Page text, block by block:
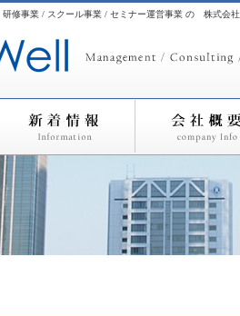
修事業 / スクール事業 / セミナー運営事業 の 株式会